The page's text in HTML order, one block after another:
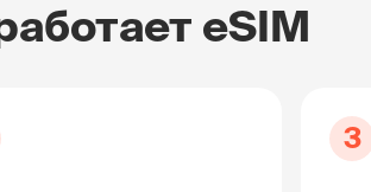
eSIM
3